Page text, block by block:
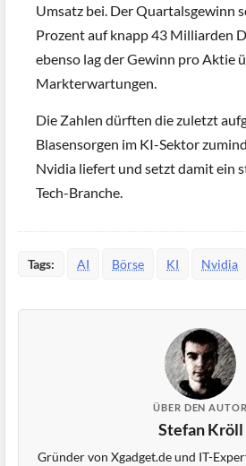
Umsatz bei. Der Quartalsgewinn
Prozent auf knapp 43 Milliarden
ebenso lag der Gewinn pro Aktie
Markterwartungen.
Die Zahlen dürften die zuletzt
Blasensorgen im KI-Sektor
Nvidia liefert und setzt damit ein
Tech-Branche.
Tags: AI Börse KI Nvidia
ÜBER DEN AUTOR
Stefan Kröll
Gründer von Xgadget.de und IT-